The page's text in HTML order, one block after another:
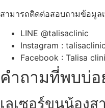
สามารถติดต่อสอบถามข้อมูล
LINE @talisaclinic
Instagram : talisaclinic
Facebook : Talisa
คำถามที่พบบ่อ
เลเซอร์ขนน้องส